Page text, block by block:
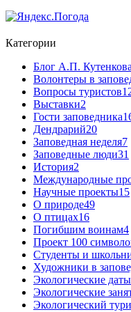
Категории
Блог А.П. Кутенкова
Волонтеры в
Вопросы туристов
Выставки2
Гости заповедника
Дендрарий20
Заповедная неделя7
Заповедные люди31
История2
Международные
Научные проекты15
О природе49
О птицах16
Погибшим воинам4
Проект 100
Студенты и
Художники в
Экологические
Экологические
Экологический